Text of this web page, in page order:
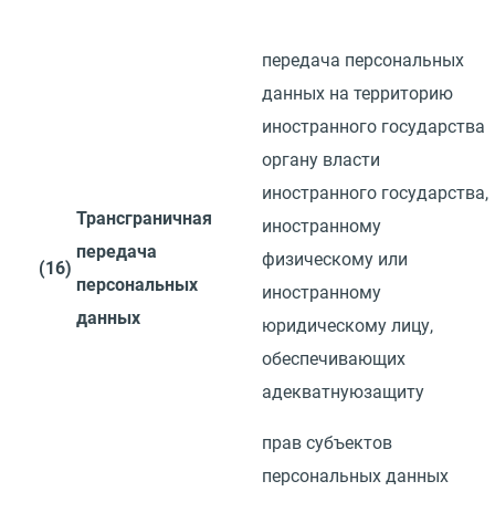
(16)
Трансграничная
передача
персональных
данных
передача персональных
данных на территорию
иностранного государства
органу власти
иностранного государства,
иностранному
физическому или
иностранному
юридическому лицу,
обеспечивающих
адекватнуюзащиту
прав субъектов
персональных данных